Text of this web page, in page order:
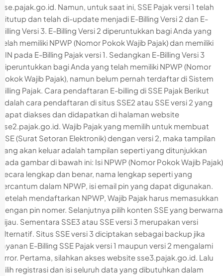
sse.pajak.go.id. Namun, untuk saat ini, SSE Pajak versi 1 telah
ditutup dan telah di-update menjadi E-Billing Versi 2 dan E-
Billing Versi 3. E-Billing Versi 2 diperuntukkan bagi Anda yang
telah memiliki NPWP (Nomor Pokok Wajib Pajak) dan memiliki
PIN pada E-Billing Pajak versi 1. Sedangkan E-Billing Versi 3
diperuntukkan bagi Anda yang telah memiliki NPWP (Nomor
Pokok Wajib Pajak), namun belum pernah terdaftar di Sistem
Billing Pajak. Cara pendaftaran E-billing di SSE Pajak Berikut
adalah cara pendaftaran di situs SSE2 atau SSE versi 2 yang
dapat diakses dan didapatkan di halaman website
sse2.pajak.go.id. Wajib Pajak yang memilih untuk membuat
SSE (Surat Setoran Elektronik) dengan versi 2, maka tampilan
yang akan keluar adalah tampilan seperti yang ditunjukkan
pada gambar di bawah ini: Isi NPWP (Nomor Pokok Wajib Pajak)
secara lengkap dan benar, nama lengkap seperti yang
tercantum dalam NPWP, isi email pin yang dapat digunakan.
Setelah mendaftarkan NPWP, Wajib Pajak harus memasukkan
dengan pin nomer. Selanjutnya pilih konten SSE yang berwarna
hijau. Sementara SSE3 atau SSE versi 3 merupakan versi
alternatif. Situs SSE versi 3 diciptakan sebagai backup jika
layanan E-Billing SSE Pajak versi 1 maupun versi 2 mengalami
error. Pertama, silahkan akses website sse3.pajak.go.id. Lalu
pilih registrasi dan isi seluruh data yang dibutuhkan dalam